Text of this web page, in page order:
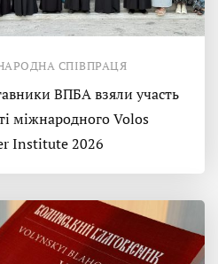
СПІВПРАЦЯ
ВПБА взяли участь
міжнародного Volos
Institute 2026